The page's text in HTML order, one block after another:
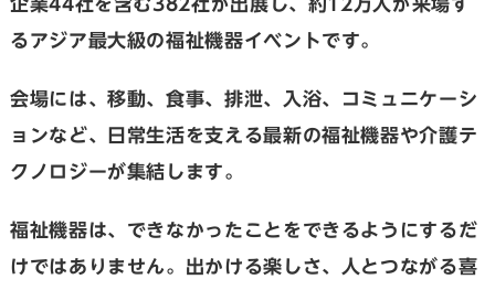
企業44社を含む382社が出展し、約12万人が来場す
るアジア最大級の福祉機器イベントです。
会場には、移動、食事、排泄、入浴、コミュニケーシ
ョンなど、日常生活を支える最新の福祉機器や介護テ
クノロジーが集結します。
福祉機器は、できなかったことをできるようにするだ
けではありません。出かける楽しさ、人とつながる喜